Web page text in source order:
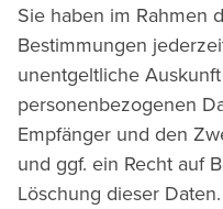
Sie haben im Rahmen
Bestimmungen
unentgeltliche
personenbezogenen
Empfänger und den
und ggf. ein Recht auf
Löschung dieser